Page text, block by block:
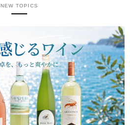
NEW TOPICS